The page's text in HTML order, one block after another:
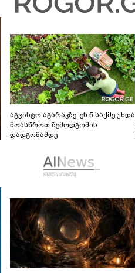
აგვისტო აგარაკზე: ეს 5 საქმე უნდა
მოასწროთ შემოდგომის
დადგომამდე